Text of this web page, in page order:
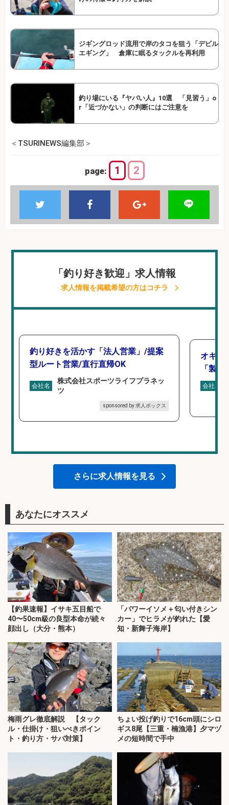
ジギングロッド流用で岸のタコを狙う「デビル
エギング」 倉庫に眠るタックルを再利用
釣り場にいる『ヤバい人』10選 「見習う」o
r「近づかない」の判断にはご注意を
＜TSURINEWS編集部＞
page: 1 2
「釣り好き歓迎」求人情報
求人情報を掲載希望の方はコチラ
釣り好きを活かす「法人営業」/提案
型ルート営業/直行直帰OK
会社名
株式会社スポーツライフプラネッ
ツ
sponsored by 求人ボックス
オキア
「製
会社名
さらに求人情報を見る
あなたにオススメ
【釣果速報】イサキ五目船で
40〜50cm級の良型本命が続々
顔出し（大分・熊本）
「パワーイソメ＋匂い付きシン
カー」でヒラメが釣れた【愛
知・新舞子海岸】
梅雨グレ徹底解説 【タック
ル・仕掛け・狙いべきポイン
ト・釣り方・サバ対策】
ちょい投げ釣りで16cm頭にシロ
ギス8尾【三重・楠漁港】夕マヅ
メの短時間で手中